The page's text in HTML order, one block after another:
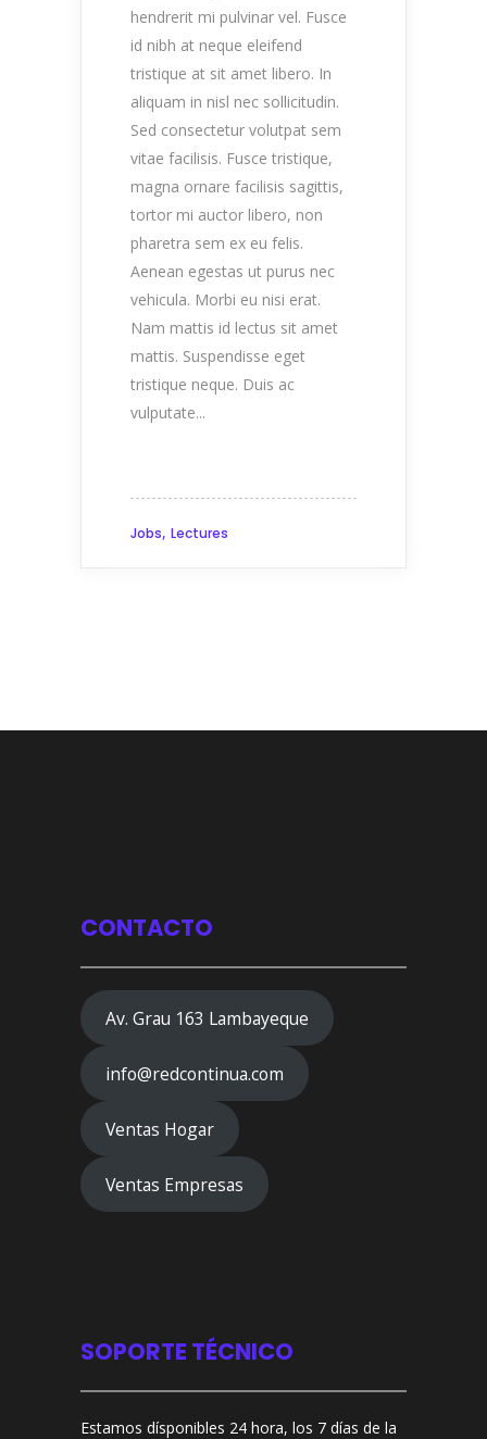
hendrerit mi pulvinar vel. Fusce
id nibh at neque eleifend
tristique at sit amet libero. In
aliquam in nisl nec sollicitudin.
Sed consectetur volutpat sem
vitae facilisis. Fusce tristique,
magna ornare facilisis sagittis,
tortor mi auctor libero, non
pharetra sem ex eu felis.
Aenean egestas ut purus nec
vehicula. Morbi eu nisi erat.
Nam mattis id lectus sit amet
mattis. Suspendisse eget
tristique neque. Duis ac
vulputate...
Jobs, Lectures
CONTACTO
Av. Grau 163 Lambayeque
info@redcontinua.com
Ventas Hogar
Ventas Empresas
SOPORTE TÉCNICO
Estamos dísponibles 24 hora, los 7 días de la